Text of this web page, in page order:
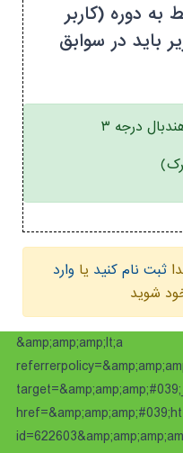
دوره (کاربر
باید در سوابق
درجه ۳
ثبت نام کنید یا وارد
شوید
&amp;amp;amp;lt;a